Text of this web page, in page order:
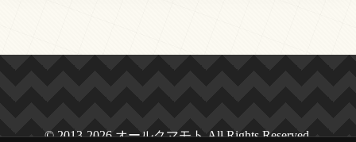
© 2013-2026 オールクマモト All Rights Reserved.